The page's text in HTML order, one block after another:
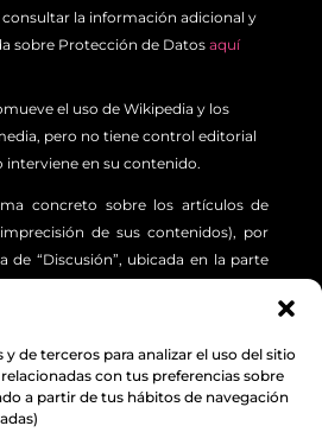
de terceros para analizar el uso del sitio
con tus preferencias sobre
a partir de tus hábitos de navegación
consultar la información adicional y
sobre Protección de Datos aquí
el uso de Wikipedia y los
pero no tiene control editorial
interviene en su contenido.
concreto sobre los artículos de
de sus contenidos), por
de “Discusión”, ubicada en la parte
de DatosyPolítica de